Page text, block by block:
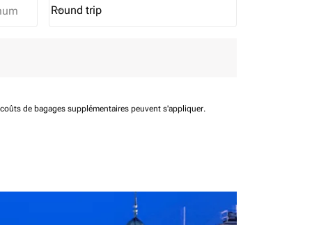
Journey Types option Round trip Selected
Round trip
keyboard_arrow_down
de bagages supplémentaires peuvent s'appliquer.